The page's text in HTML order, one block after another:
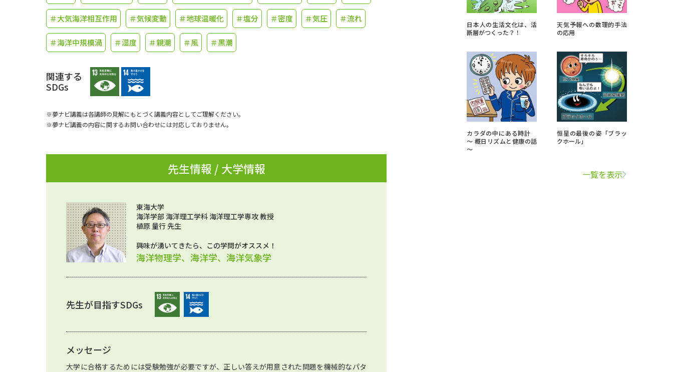
Ｑ＆Ａ よくあるご質問
このサイトについて
受付内容・発送状況の確認 テレメール
お支払いサイト
お問合せ先 テレメール進学カタログ訂正のご案内
＃大気海洋相互作用 ＃気候変動 ＃地球温暖化 ＃塩分 ＃密度 ＃気圧 ＃流れ
＃海洋中規模渦 ＃湿度 ＃親潮 ＃風 ＃黒潮
関連する
SDGs
※夢ナビ講義は各講師の見解にもとづく講義内容としてご理解ください。
※夢ナビ講義の内容に関するお問い合わせには対応しておりません。
先生情報 / 大学情報
東海大学
海洋学部 海洋理工学科 海洋理工学専攻 教授
植原 量行 先生
興味が湧いてきたら、この学問がオススメ！
海洋物理学、海洋学、海洋気象学
先生が目指すSDGs
メッセージ
大学に合格するためには受験勉強が必要ですが、正しい答えが用意された問題を機械的なパタ
日本人の生活文化は、活
断層がつくった？！
天気予報への数理的手法
の応用
カラダの中にある時計
～ 概日リズムと健康の話
～
恒星の最後の姿「ブラッ
クホール」
一覧を表示